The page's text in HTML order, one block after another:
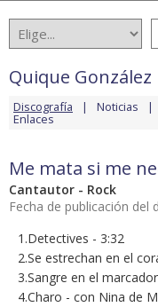
Quique González
Discografía Noticias
Enlaces
Me mata si me
Cantautor - Rock
Fecha de publicación del
1.Detectives - 3:32
2.Se estrechan en el
3.Sangre en el
4.Charo - con Nina de